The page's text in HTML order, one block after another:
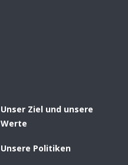
Unser Ziel und unsere
Werte
Unsere Politiken